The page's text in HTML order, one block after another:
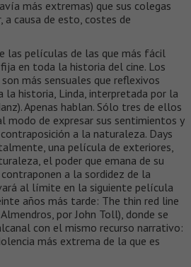
más extremas) que sus colegas
a causa de esto, costes de
las películas de las que más fácil
en toda la historia del cine. Los
más sensuales que reflexivos
la historia, Linda, interpretada por la
Apenas hablan. Sólo tres de ellos
modo de expresar sus sentimientos y
a la naturaleza. Days
una película de exteriores,
el poder que emana de su
a la sordidez de la
al límite en la siguiente película
años más tarde: The thin red line
por John Toll), donde se
con el mismo recurso narrativo:
más extrema de la que es